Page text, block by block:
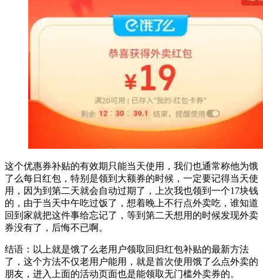
这个优惠券补贴的有效期只能当天使用，我们也通常称他为饿
了么每日红包，特别是领到大额券的时候，一定要记得当天使
用，因为到第二天就会自动过期了，上次我也领到一个17块钱
的，由于当天中午吃过饭了，想着晚上不行点外卖吃，谁知道
回到家就把这件事给忘记了，等到第二天想用的时候发现外卖
券没有了，后悔不已啊。
结语：以上就是饿了么老用户领取回归红包补贴的最新方法
了，这个方法不仅老用户能用，就是首次使用饿了么点外卖的
朋友，进入上面的活动页面也是能领取无门槛外卖券的。